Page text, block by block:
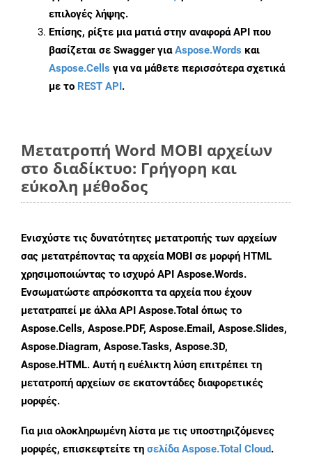
επιλογές λήψης.
Επίσης, ρίξτε μια ματιά στην αναφορά API που
βασίζεται σε Swagger γιαAspose.Words και
Aspose.Cells για να μάθετε περισσότερα σχετικά
με το REST API.
Μετατροπή Word MOBI αρχείων
στο διαδίκτυο: Γρήγορη και
εύκολη μέθοδος
Ενισχύστε τις δυνατότητες μετατροπής των αρχείων
σας μετατρέποντας τα αρχεία MOBI σε μορφή HTML
χρησιμοποιώντας το ισχυρό API Aspose.Words.
Ενσωματώστε απρόσκοπτα τα αρχεία που έχουν
μετατραπεί με άλλα API Aspose.Total όπως το
Aspose.Cells, Aspose.PDF, Aspose.Email, Aspose.Slides,
Aspose.Diagram, Aspose.Tasks, Aspose.3D,
Aspose.HTML. Αυτή η ευέλικτη λύση επιτρέπει τη
μετατροπή αρχείων σε εκατοντάδες διαφορετικές
μορφές.
Για μια ολοκληρωμένη λίστα με τις υποστηριζόμενες
μορφές, επισκεφτείτε τη σελίδα Aspose.Total Cloud.